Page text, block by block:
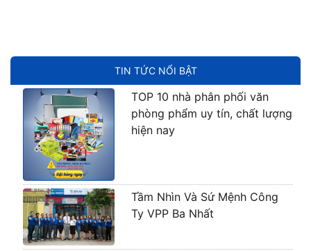
TIN TỨC NỔI BẬT
TOP 10 nhà phân phối văn
phòng phẩm uy tín, chất lượng
hiện nay
Tầm Nhìn Và Sứ Mệnh Công
Ty VPP Ba Nhất